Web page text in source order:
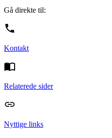
Gå direkte til:
Kontakt
Relaterede sider
Nyttige links